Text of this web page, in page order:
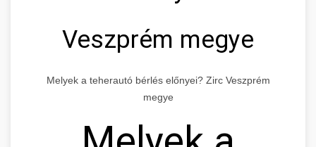
Veszprém megye
Melyek a teherautó bérlés előnyei? Zirc Veszprém
megye